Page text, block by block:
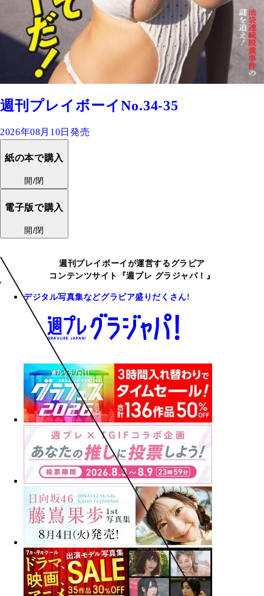
週刊プレイボーイNo.34-35
2026年08月10日発売
紙の本で購入
開/閉
電子版で購入
開/閉
週刊プレイボーイが運営するグラビア
コンテンツサイト『週プレ グラジャパ！』
デジタル写真集などグラビア盛りだくさん!